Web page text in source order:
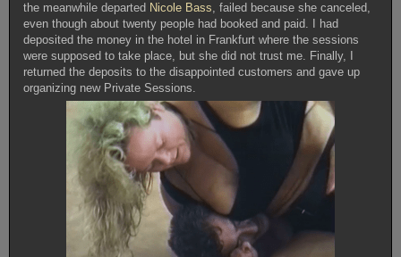
the meanwhile departed Nicole Bass, failed because she canceled,
even though about twenty people had booked and paid. I had
deposited the money in the hotel in Frankfurt where the sessions
were supposed to take place, but she did not trust me. Finally, I
returned the deposits to the disappointed customers and gave up
organizing new Private Sessions.